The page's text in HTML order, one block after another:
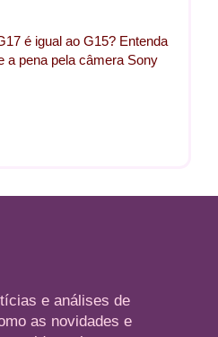
é igual ao G15? Entenda
a pena pela câmera Sony
e análises de
as novidades e